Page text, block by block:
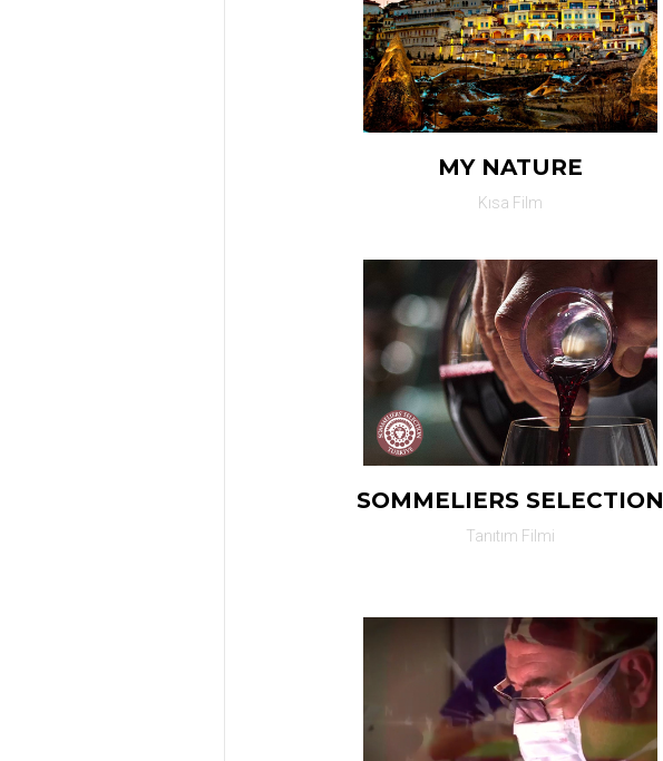
MY NATURE
Kısa Film
SOMMELIERS SELECTION
Tanıtım Filmi